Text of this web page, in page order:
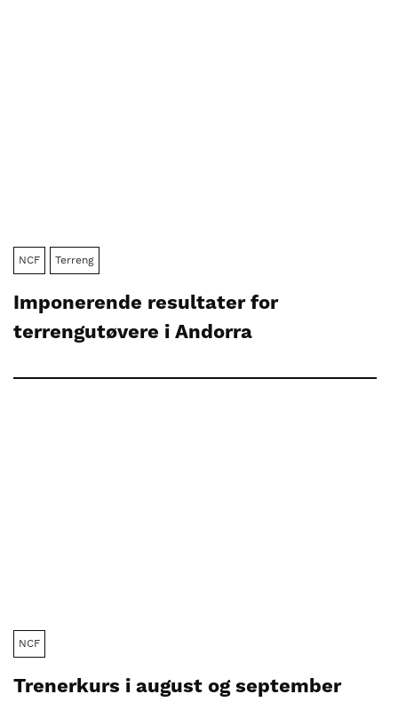
NCF Terreng
Imponerende resultater for
terrengutøvere i Andorra
NCF
Trenerkurs i august og september